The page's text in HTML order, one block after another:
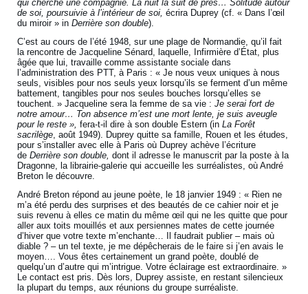
qui cherche une compagnie. La nuit la suit de près… Solitude autour
de soi, poursuivie à l’intérieur de soi,écrira Duprey (cf. « Dans l’œil
du miroir » inDerrière son double).
C’est au cours de l’été 1948, sur une plage de Normandie, qu’il fait
la rencontre de Jacqueline Sénard, laquelle, Infirmière d’État, plus
âgée que lui, travaille comme assistante sociale dans
l’administration des PTT, à Paris : « Je nous veux uniques à nous
seuls, visibles pour nos seuls yeux lorsqu’ils se ferment d’un même
battement, tangibles pour nos seules bouches lorsqu’elles se
touchent. » Jacqueline sera la femme de sa vie :Je serai fort de
notre amour… Ton absence m’est une mort lente, je suis aveugle
pour le reste »,fera-t-il dire à son double Estern (inLa Forêt
sacrilège, août 1949). Duprey quitte sa famille, Rouen et les études,
pour s’installer avec elle à Paris où Duprey achève l’écriture
deDerrière son double,dont il adresse le manuscrit par la poste à la
Dragonne, la librairie-galerie qui accueille les surréalistes, où André
Breton le découvre.
André Breton répond au jeune poète, le 18 janvier 1949 : « Rien ne
m’a été perdu des surprises et des beautés de ce cahier noir et je
suis revenu à elles ce matin du même œil qui ne les quitte que pour
aller aux toits mouillés et aux persiennes mates de cette journée
d’hiver que votre texte m’enchante… Il faudrait publier – mais où
diable ? – un tel texte, je me dépêcherais de le faire si j’en avais le
moyen…. Vous êtes certainement un grand poète, doublé de
quelqu’un d’autre qui m’intrigue. Votre éclairage est extraordinaire. »
Le contact est pris. Dès lors, Duprey assiste, en restant silencieux
la plupart du temps, aux réunions du groupe surréaliste.